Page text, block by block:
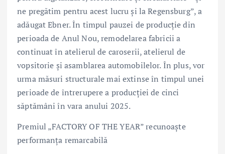
ne pregătim pentru acest lucru şi la Regensburg”, a
adăugat Ebner. În timpul pauzei de producţie din
perioada de Anul Nou, remodelarea fabricii a
continuat în atelierul de caroserii, atelierul de
vopsitorie şi asamblarea automobilelor. În plus, vor
urma măsuri structurale mai extinse în timpul unei
perioade de întrerupere a producţiei de cinci
săptămâni în vara anului 2025.
Premiul „FACTORY OF THE YEAR” recunoaşte
performanţa remarcabilă